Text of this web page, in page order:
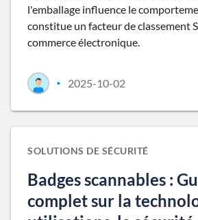
l'emballage influence le
constitue un facteur de classement
commerce électronique.
• 2025-10-02
SOLUTIONS DE SÉCURITÉ
Badges scannables :
complet sur la